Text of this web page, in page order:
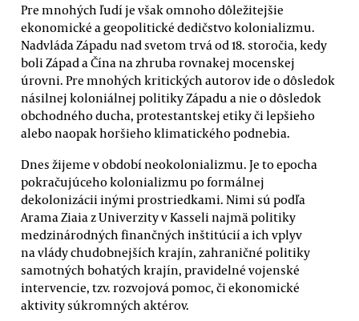
Pre mnohých ľudí je však omnoho dôležitejšie
ekonomické a geopolitické dedičstvo kolonializmu.
Nadvláda Západu nad svetom trvá od 18. storočia, kedy
boli Západ a Čína na zhruba rovnakej mocenskej
úrovni. Pre mnohých kritických autorov ide o dôsledok
násilnej koloniálnej politiky Západu a nie o dôsledok
obchodného ducha, protestantskej etiky či lepšieho
alebo naopak horšieho klimatického podnebia.
Dnes žijeme v období neokolonializmu. Je to epocha
pokračujúceho kolonializmu po formálnej
dekolonizácii inými prostriedkami. Nimi sú podľa
Arama Ziaia z Univerzity v Kasseli najmä politiky
medzinárodných finančných inštitúcií a ich vplyv
na vlády chudobnejších krajín, zahraničné politiky
samotných bohatých krajín, pravidelné vojenské
intervencie, tzv. rozvojová pomoc, či ekonomické
aktivity súkromných aktérov.